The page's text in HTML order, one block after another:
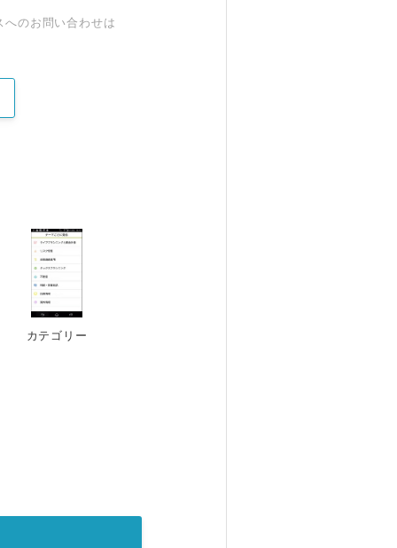
のお問い合わせは
カテゴリー